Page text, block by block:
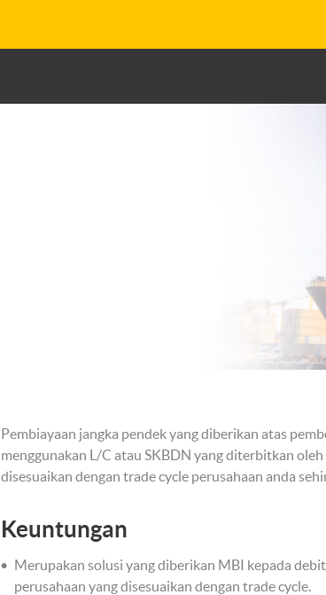
Pembiayaan jangka pendek yang diberikan atas
menggunakan L/C atau SKBDN yang diterbitkan
disesuaikan dengan trade cycle perusahaan anda
Keuntungan
Merupakan solusi yang diberikan MBI kepada
perusahaan yang disesuaikan dengan trade cycle.